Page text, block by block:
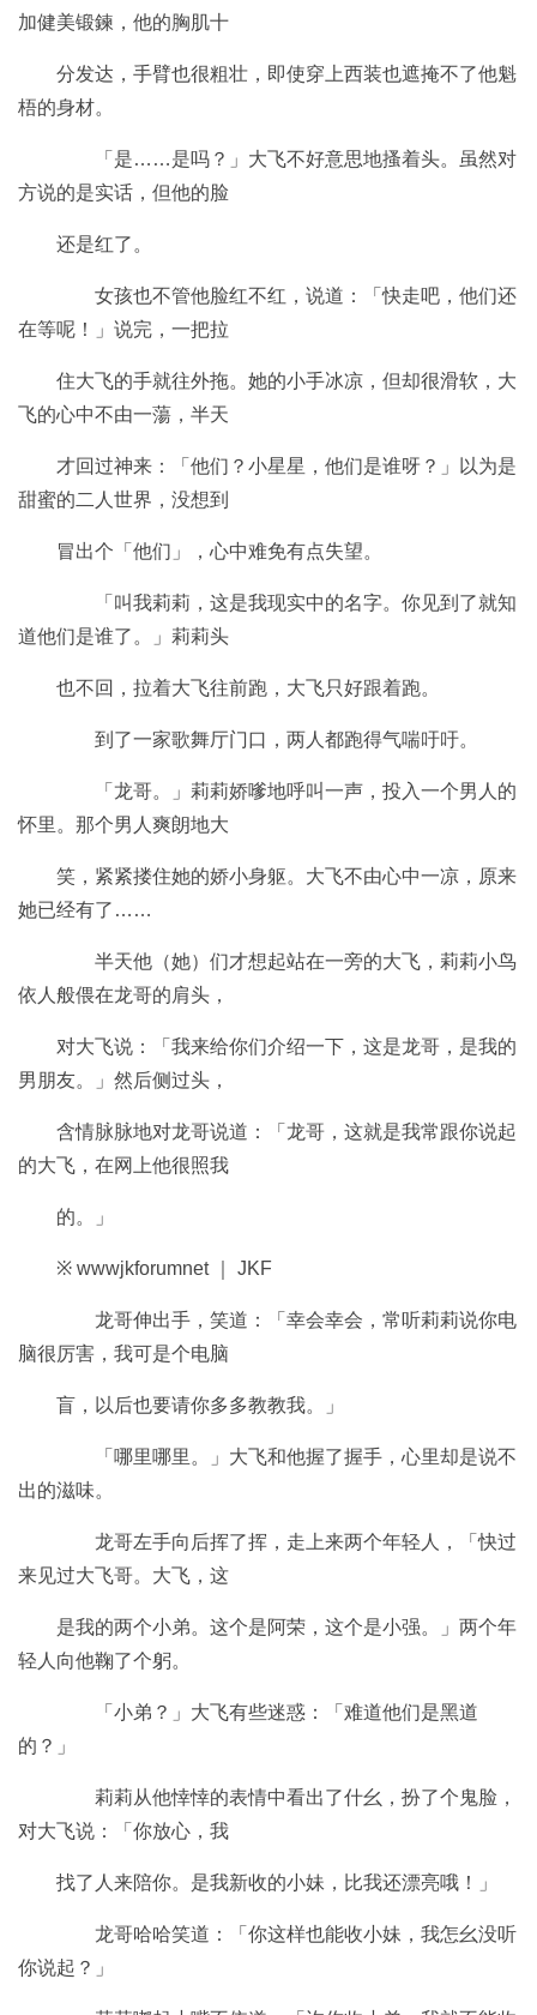
加健美锻鍊，他的胸肌十
分发达，手臂也很粗壮，即使穿上西装也遮掩不了他魁
梧的身材。
「是……是吗？」大飞不好意思地搔着头。虽然对
方说的是实话，但他的脸
还是红了。
女孩也不管他脸红不红，说道：「快走吧，他们还
在等呢！」说完，一把拉
住大飞的手就往外拖。她的小手冰凉，但却很滑软，大
飞的心中不由一蕩，半天
才回过神来：「他们？小星星，他们是谁呀？」以为是
甜蜜的二人世界，没想到
冒出个「他们」，心中难免有点失望。
「叫我莉莉，这是我现实中的名字。你见到了就知
道他们是谁了。」莉莉头
也不回，拉着大飞往前跑，大飞只好跟着跑。
到了一家歌舞厅门口，两人都跑得气喘吁吁。
「龙哥。」莉莉娇嗲地呼叫一声，投入一个男人的
怀里。那个男人爽朗地大
笑，紧紧搂住她的娇小身躯。大飞不由心中一凉，原来
她已经有了……
半天他（她）们才想起站在一旁的大飞，莉莉小鸟
依人般偎在龙哥的肩头，
对大飞说：「我来给你们介绍一下，这是龙哥，是我的
男朋友。」然后侧过头，
含情脉脉地对龙哥说道：「龙哥，这就是我常跟你说起
的大飞，在网上他很照我
的。」
※ wwwjkforumnet ｜ JKF
龙哥伸出手，笑道：「幸会幸会，常听莉莉说你电
脑很厉害，我可是个电脑
盲，以后也要请你多多教教我。」
「哪里哪里。」大飞和他握了握手，心里却是说不
出的滋味。
龙哥左手向后挥了挥，走上来两个年轻人，「快过
来见过大飞哥。大飞，这
是我的两个小弟。这个是阿荣，这个是小强。」两个年
轻人向他鞠了个躬。
「小弟？」大飞有些迷惑：「难道他们是黑道
的？」
莉莉从他悻悻的表情中看出了什幺，扮了个鬼脸，
对大飞说：「你放心，我
找了人来陪你。是我新收的小妹，比我还漂亮哦！」
龙哥哈哈笑道：「你这样也能收小妹，我怎幺没听
你说起？」